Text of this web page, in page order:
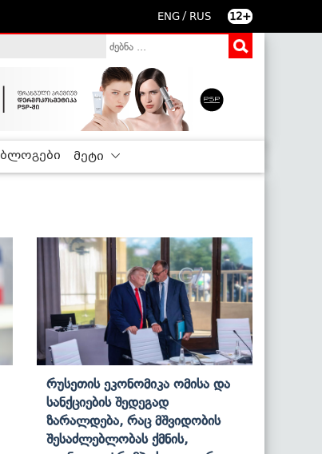
ENG / RUS 12+
ბლოგები მეტი
Რუსეთის Ეკონომიკა Ომისა Და
Სანქციების Შედეგად
Ზარალდება, Რაც Მშვიდობის
Შესაძლებლობას Ქმნის,